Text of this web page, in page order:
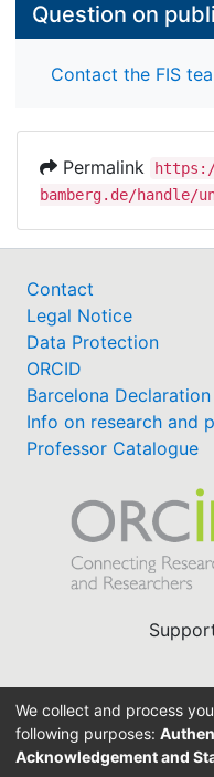
Question on
Contact the FIS
Permalink
bamberg.de/handle/
Contact
Legal Notice
Data Protection
ORCID
Barcelona Declaration
Info on research and
Professor Catalogue
We collect and process
following purposes:
Acknowledgement and